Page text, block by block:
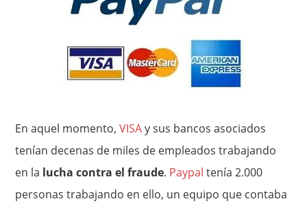
En aquel momento,VISAy sus bancos asociados
tenían decenas de miles de empleados trabajando
en la lucha contra el fraude. Paypal tenía 2.000
personas trabajando en ello, un equipo que contaba